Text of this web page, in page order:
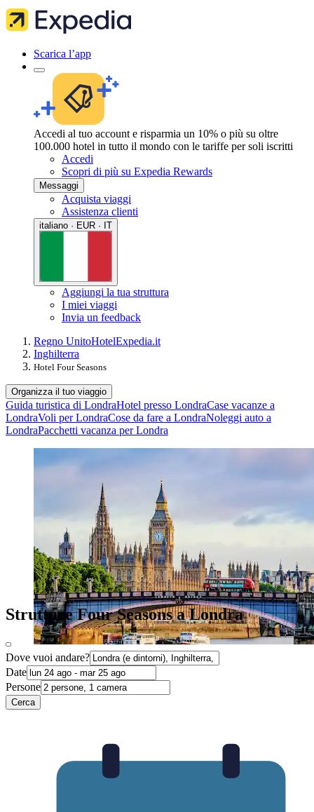
Scarica l’app
Accedi al tuo account e risparmia un 10% o più su oltre
100.000 hotel in tutto il mondo con le tariffe per soli iscritti
Accedi
Scopri di più su Expedia Rewards
Messaggi
Acquista viaggi
Assistenza clienti
italiano · EUR · IT
Aggiungi la tua struttura
I miei viaggi
Invia un feedback
Regno UnitoHotelExpedia.it
Inghilterra
Hotel Four Seasons
Organizza il tuo viaggio
Guida turistica di LondraHotel presso LondraCase vacanze a
LondraVoli per LondraCose da fare a LondraNoleggi auto a
LondraPacchetti vacanza per Londra
Strutture Four Seasons a Londra
Dove vuoi andare?
Date
Persone
Cerca